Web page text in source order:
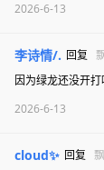
2026-6-13
李诗情/. 回复
因为绿龙还没开
2026-6-13
cloud✨ 回复